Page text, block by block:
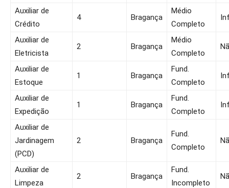
Auxiliar de
Crédito
4 Bragança
Médio
Completo
Auxiliar de
Eletricista
2 Bragança
Médio
Completo
Auxiliar de
Estoque
1 Bragança
Fund.
Completo
Auxiliar de
Expedição
1 Bragança
Fund.
Completo
Auxiliar de
Jardinagem
(PCD)
2 Bragança
Fund.
Completo
Auxiliar de
Limpeza
2 Bragança
Fund.
Incompleto